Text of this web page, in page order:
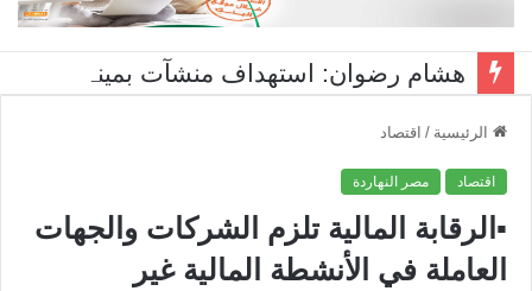
الرئيسية / اقتصاد
اقتصاد مصر النهاردة
▪︎الرقابة المالية تلزم الشركات والجهات
العاملة في الأنشطة المالية غير